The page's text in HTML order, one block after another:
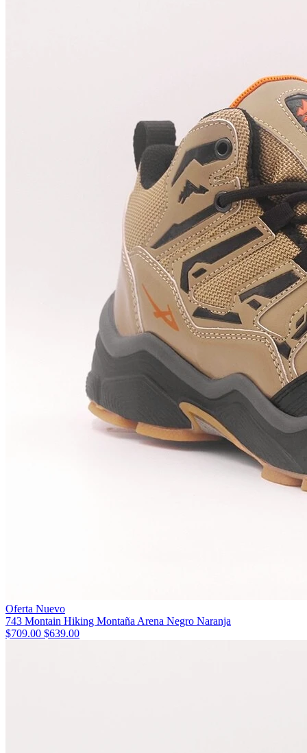
Oferta Nuevo
743 Montain Hiking Montaña Arena Negro Naranja
$709.00 $639.00